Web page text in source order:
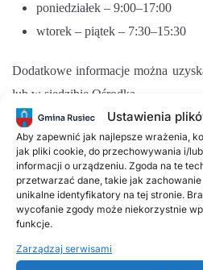
Ustawienia
Aby zapewnić jak najlepsze wrażenia,
jak pliki cookie, do przechowywania i/
informacji o urządzeniu. Zgoda na te
przetwarzać dane, takie jak
unikalne identyfikatory na tej stronie.
wycofanie zgody może niekorzystnie
funkcje.
Zarządzaj serwisami
poniedziałek – 9:00–17:00
wtorek – piątek – 7:30–15:30
Dodatkowe informacje można
lub w siedzibie Ośrodka.
Kierownik Gminnego
ZAŁĄCZNIKI
Oświadczenie osoby ubiegającej się